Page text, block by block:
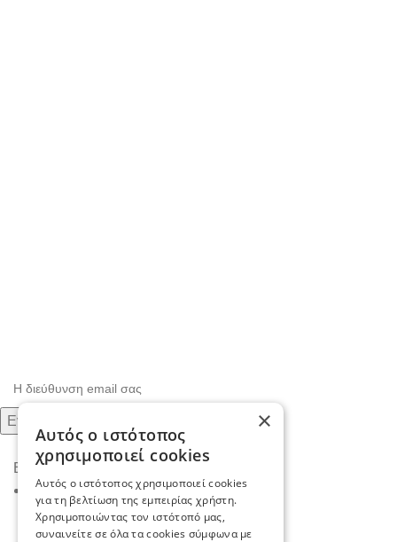
Επικοινωνία
Καλοχώρι, Θεσσαλονίκη
TK. 57009
×
Αυτός ο ιστότοπος
χρησιμοποιεί cookies
Αυτός ο ιστότοπος χρησιμοποιεί cookies
για τη βελτίωση της εμπειρίας χρήστη.
Χρησιμοποιώντας τον ιστότοπό μας,
συναινείτε σε όλα τα cookies σύμφωνα με